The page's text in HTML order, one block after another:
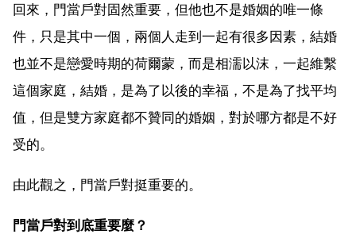
回來，門當戶對固然重要，但他也不是婚姻的唯一條
件，只是其中一個，兩個人走到一起有很多因素，結婚
也並不是戀愛時期的荷爾蒙，而是相濡以沫，一起維繫
這個家庭，結婚，是為了以後的幸福，不是為了找平均
值，但是雙方家庭都不贊同的婚姻，對於哪方都是不好
受的。
由此觀之，門當戶對挺重要的。
門當戶對到底重要麼？